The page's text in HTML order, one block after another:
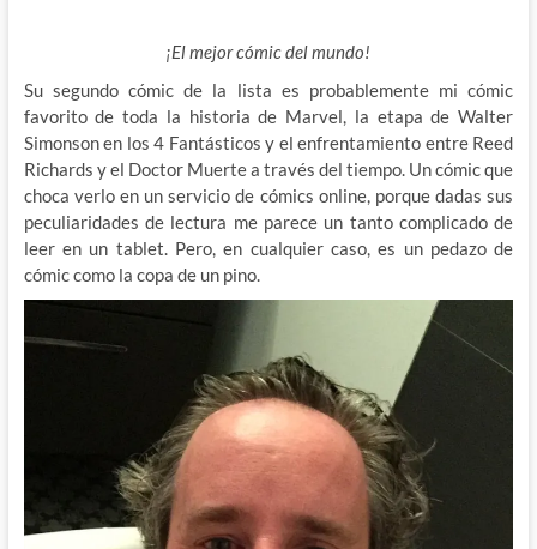
¡El mejor cómic del mundo!
Su segundo cómic de la lista es probablemente mi cómic
favorito de toda la historia de Marvel, la etapa de Walter
Simonson en los 4 Fantásticos y el enfrentamiento entre Reed
Richards y el Doctor Muerte a través del tiempo. Un cómic que
choca verlo en un servicio de cómics online, porque dadas sus
peculiaridades de lectura me parece un tanto complicado de
leer en un tablet. Pero, en cualquier caso, es un pedazo de
cómic como la copa de un pino.